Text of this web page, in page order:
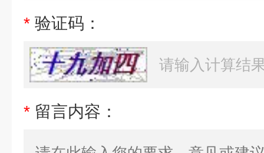
* 验证码：
* 留言内容：